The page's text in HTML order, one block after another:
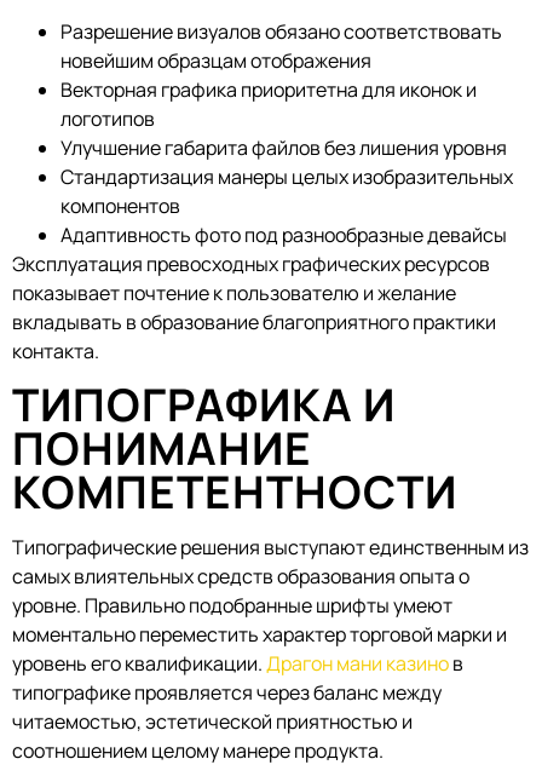
Разрешение визуалов обязано соответствовать
новейшим образцам отображения
Векторная графика приоритетна для иконок и
логотипов
Улучшение габарита файлов без лишения уровня
Стандартизация манеры целых изобразительных
компонентов
Адаптивность фото под разнообразные девайсы
Эксплуатация превосходных графических ресурсов
показывает почтение к пользователю и желание
вкладывать в образование благоприятного практики
контакта.
ТИПОГРАФИКА И
ПОНИМАНИЕ
КОМПЕТЕНТНОСТИ
Типографические решения выступают единственным из
самых влиятельных средств образования опыта о
уровне. Правильно подобранные шрифты умеют
моментально переместить характер торговой марки и
уровень его квалификации.Драгон мани казинов
типографике проявляется через баланс между
читаемостью, эстетической приятностью и
соотношением целому манере продукта.